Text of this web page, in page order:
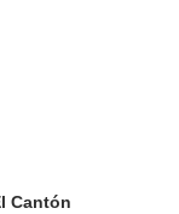
Cantón